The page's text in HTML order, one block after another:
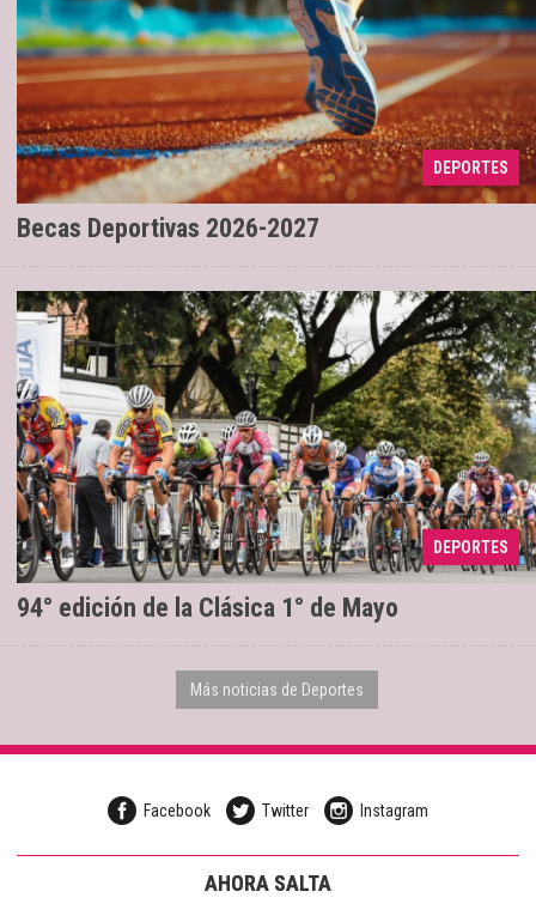
DEPORTES
Becas Deportivas 2026-2027
04/05/2026 Desde el 4 hasta el 10 de mayo
DEPORTES
94° edición de la Clásica 1° de Mayo
21/04/2026 Se realizará el próximo viernes
Más noticias de Deportes
Facebook Twitter Instagram
AHORA SALTA